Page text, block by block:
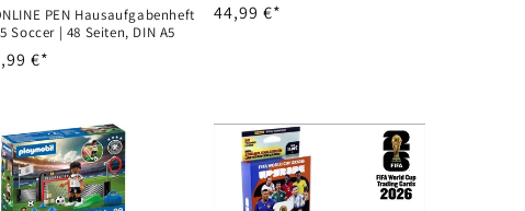
PEN Hausaufgabenheft
Soccer | 48 Seiten, DIN A5
€*
Normaler
44,99 €*